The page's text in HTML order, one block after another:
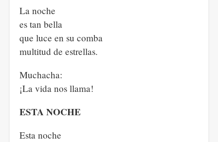
La noche
es tan bella
que luce en su comba
multitud de estrellas.
Muchacha:
¡La vida nos llama!
ESTA NOCHE
Esta noche